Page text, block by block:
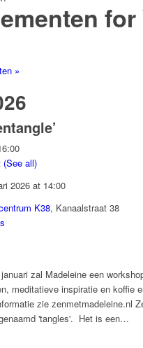
for
»
(See all)
2026 at 14:00
K38, Kanaalstraat 38
zal Madeleine een
meditatieve inspiratie en koffie
zie zenmetmadeleine.nl
'tangles'. Het is een…